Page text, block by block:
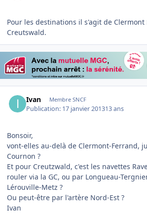
Pour les destinations il s'agit de Clermont
Creutswald.
Ivan Membre SNCF
Publication: 17 janvier 201313 ans
Bonsoir,
vont-elles au-delà de Clermont-Ferrand,
Cournon ?
Et pour Creutzwald, c'est les navettes
rouler via la GC, ou par Longueau-
Lérouville-Metz ?
Ou peut-être par l'artère Nord-Est ?
Ivan